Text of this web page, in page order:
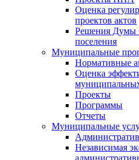
Оценка
проектов актов
Решения Думы
поселения
Муниципальные
Нормативные
Оценка
Проекты
Программы
Отчеты
Муниципальные
Независимая